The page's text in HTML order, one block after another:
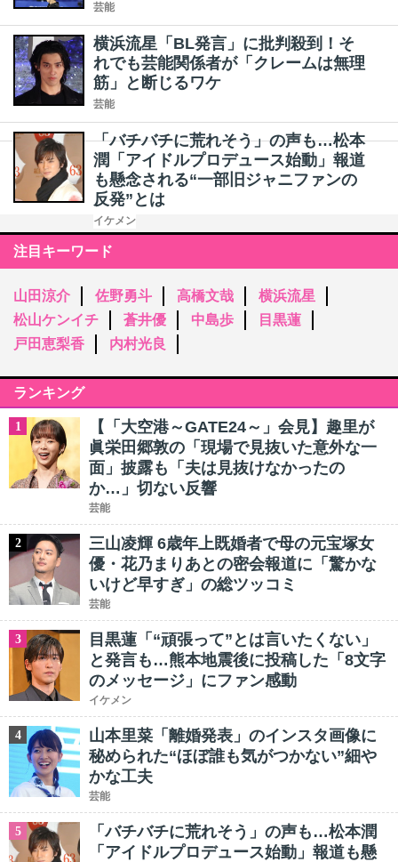
芸能
横浜流星「BL発言」に批判殺到！そ
れでも芸能関係者が「クレームは無理
筋」と断じるワケ
芸能
「バチバチに荒れそう」の声も…松本
潤「アイドルプロデュース始動」報道
も懸念される“一部旧ジャニファンの
反発”とは
イケメン
注目キーワード
山田涼介 佐野勇斗 高橋文哉
横浜流星
松山ケンイチ
蒼井優 中島歩
目黒蓮
戸田恵梨香
内村光良
ランキング
1
【「大空港～GATE24～」会見】趣里が
眞栄田郷敦の「現場で見抜いた意外な一
面」披露も「夫は見抜けなかったの
か…」切ない反響
芸能
2
三山凌輝 6歳年上既婚者で母の元宝塚女
優・花乃まりあとの密会報道に「驚かな
いけど早すぎ」の総ツッコミ
芸能
3
目黒蓮「“頑張って”とは言いたくない」
と発言も…熊本地震後に投稿した「8文字
のメッセージ」にファン感動
イケメン
4
山本里菜「離婚発表」のインスタ画像に
秘められた“ほぼ誰も気がつかない”細や
かな工夫
芸能
5
「バチバチに荒れそう」の声も…松本潤
「アイドルプロデュース始動」報道も懸